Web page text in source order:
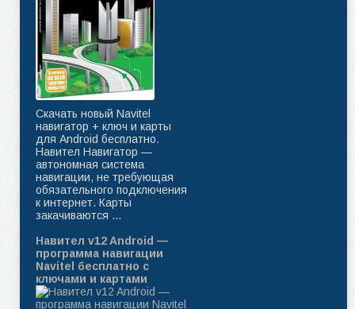
Скачать новый Navitel
навигатор + ключ и карты
для Android бесплатно.
Навител Навигатор —
автономная система
навигации, не требующая
обязательного подключения
к интернет. Карты
закачиваются ...
Навител v12 Android —
программа навигации
Navitel бесплатно с
ключами и картами